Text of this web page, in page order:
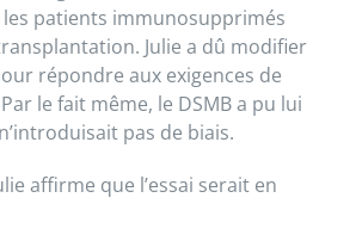
patients immunosupprimés
Julie a dû modifier
répondre aux exigences de
le fait même, le DSMB a pu lui
pas de biais.
affirme que l’essai serait en